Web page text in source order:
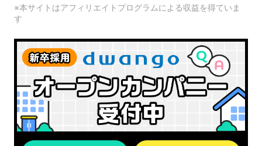
※本サイトはアフィリエイトプログラムによる収益を得ていま
す